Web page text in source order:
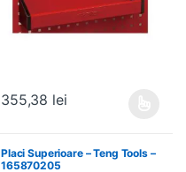
355,38 lei
Placi Superioare – Teng Tools –
165870205